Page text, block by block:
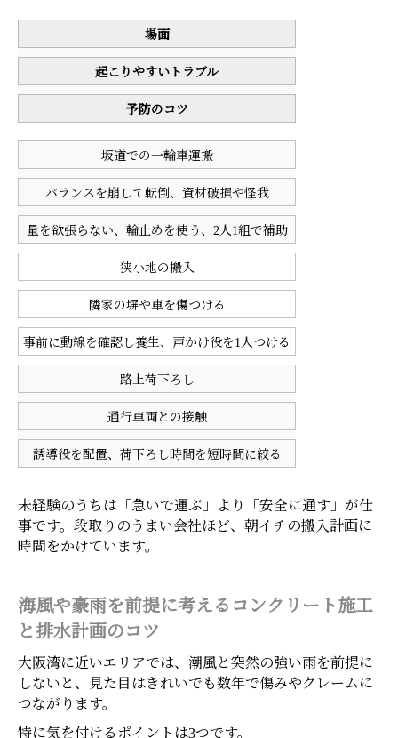
場面
起こりやすいトラブル
予防のコツ
坂道での一輪車運搬
バランスを崩して転倒、資材破損や怪我
量を欲張らない、輪止めを使う、2人1組で補助
狭小地の搬入
隣家の塀や車を傷つける
事前に動線を確認し養生、声かけ役を1人つける
路上荷下ろし
通行車両との接触
誘導役を配置、荷下ろし時間を短時間に絞る
未経験のうちは「急いで運ぶ」より「安全に通す」が仕
事です。段取りのうまい会社ほど、朝イチの搬入計画に
時間をかけています。
海風や豪雨を前提に考えるコンクリート施工
と排水計画のコツ
大阪湾に近いエリアでは、潮風と突然の強い雨を前提に
しないと、見た目はきれいでも数年で傷みやクレームに
つながります。
特に気を付けるポイントは3つです。